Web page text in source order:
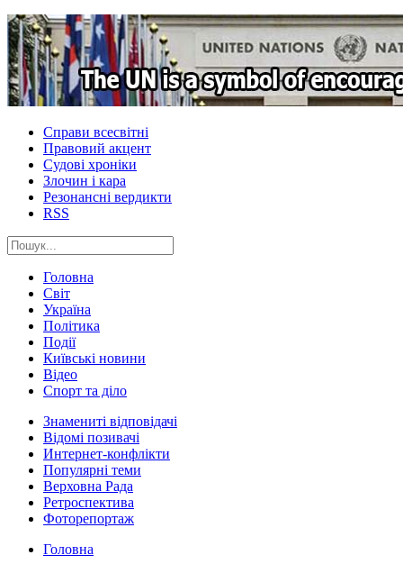
Справи всесвітні
Правовий акцент
Судові хроніки
Злочин і кара
Резонансні вердикти
RSS
Головна
Світ
Україна
Політика
Події
Київські новини
Відео
Спорт та діло
Знамениті відповідачі
Відомі позивачі
Интернет-конфлікти
Популярні теми
Верховна Рада
Ретроспектива
Фоторепортаж
Головна